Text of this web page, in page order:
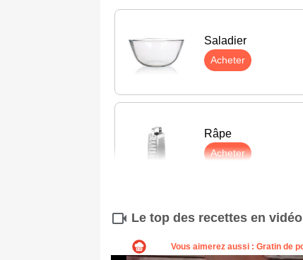
Saladier
Acheter
Râpe
Acheter
Le top des recettes en vidéo